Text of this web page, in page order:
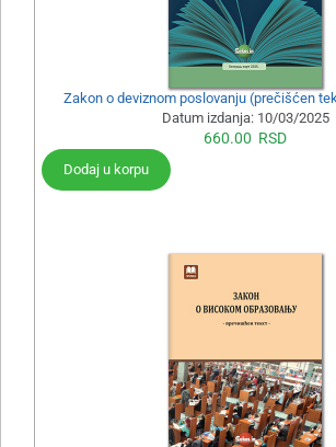
Zakon o deviznom poslovanju (prečišćen
Datum izdanja: 10/03/2025
660.00 RSD
Dodaj u korpu